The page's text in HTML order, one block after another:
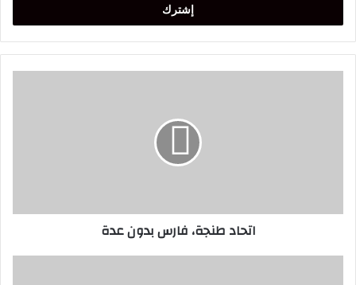
اتحاد طنجة، فارس بدون عدة